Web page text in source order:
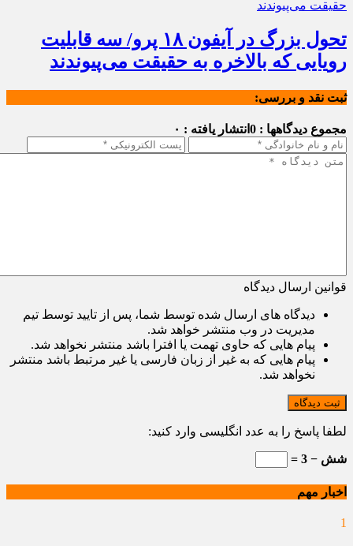
تحول بزرگ در آیفون ۱۸ پرو/ سه قابلیت
رویایی که بالاخره به حقیقت می‌پیوندند
ثبت نقد و بررسی:
مجموع دیدگاهها : 0 انتشار یافته : ۰
قوانین ارسال دیدگاه
دیدگاه های ارسال شده توسط شما، پس از تایید توسط تیم
مدیریت در وب منتشر خواهد شد.
پیام هایی که حاوی تهمت یا افترا باشد منتشر نخواهد شد.
پیام هایی که به غیر از زبان فارسی یا غیر مرتبط باشد منتشر
نخواهد شد.
ثبت دیدگاه
لطفا پاسخ را به عدد انگلیسی وارد کنید:
شش − 3 =
اخبار مهم
1